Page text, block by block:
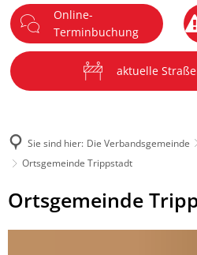
Menü
Online-
Terminbuchung
aktuelle
Sie sind hier: Die Verbandsgemeinde
Ortsgemeinde Trippstadt
Ortsgemeinde
Trippstadt
Ortsgemeinde